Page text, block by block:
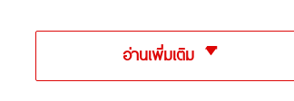
อ่านเพิ่มเติม